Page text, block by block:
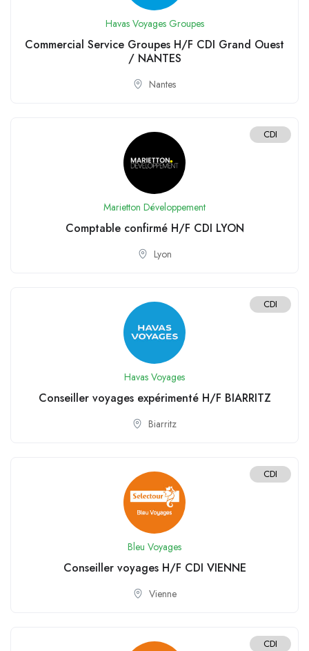
Havas Voyages Groupes
Commercial Service Groupes H/F CDI Grand Ouest
/ NANTES
Nantes
CDI
Marietton Développement
Comptable confirmé H/F CDI LYON
Lyon
CDI
Havas Voyages
Conseiller voyages expérimenté H/F BIARRITZ
Biarritz
CDI
Bleu Voyages
Conseiller voyages H/F CDI VIENNE
Vienne
CDI